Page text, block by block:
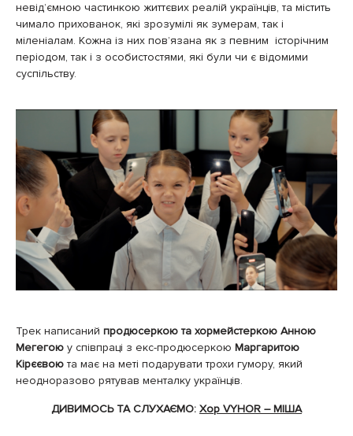
невідʼємною частинкою життєвих реалій українців, та містить
чимало прихованок, які зрозумілі як зумерам, так і
міленіалам. Кожна із них повʼязана як з певним історічним
періодом, так і з особистостями, які були чи є відомими
суспільству.
Трек написаний продюсеркою та хормейстеркою Анною
Мегегою у співпраці з екс-продюсеркою Маргаритою
Кірєєвою та має на меті подарувати трохи гумору, який
неодноразово рятував менталку українців.
ДИВИМОСЬ ТА СЛУХАЄМО: Хор VYHOR – МІША